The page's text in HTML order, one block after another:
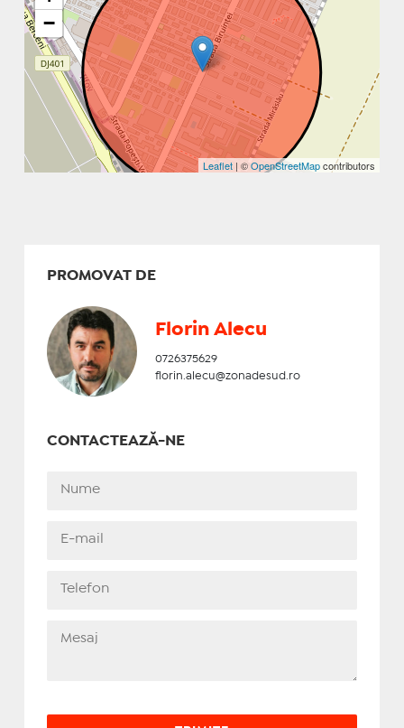
−
Leaflet | ©OpenStreetMapcontributors
PROMOVAT DE
Florin Alecu
0726375629
florin.alecu@zonadesud.ro
CONTACTEAZĂ-NE